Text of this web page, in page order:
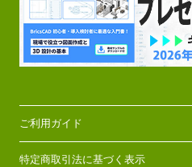
ご利用ガイド
特定商取引法に基づく表示